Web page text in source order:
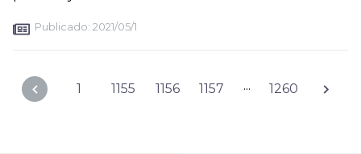
Publicado: 2021/05/1
1 1155 1156 1157 ... 1260